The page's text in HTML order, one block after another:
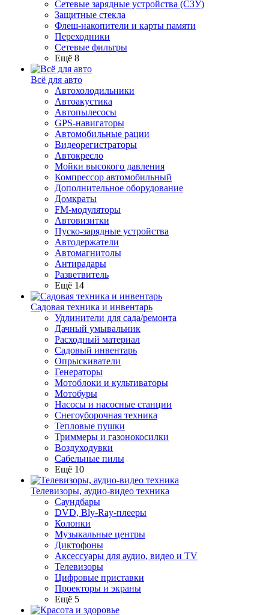
Сетевые зарядные устройства (СЗУ)
Защитные стекла
Флеш-накопители и карты памяти
Переходники
Сетевые фильтры
Ещё 8
Всё для авто
Автохолодильники
Автоакустика
Автопылесосы
GPS-навигаторы
Автомобильные рации
Видеорегистраторы
Автокресло
Мойки высокого давления
Компрессор автомобильный
Дополнительное оборудование
Домкраты
FM-модуляторы
Автовизитки
Пуско-зарядные устройства
Автодержатели
Автомагнитолы
Антирадары
Разветвитель
Ещё 14
Садовая техника и инвентарь
Удлинители для сада/ремонта
Дачный умывальник
Расходный материал
Садовый инвентарь
Опрыскиватели
Генераторы
Мотоблоки и культиваторы
Мотобуры
Насосы и насосные станции
Снегоуборочная техника
Тепловые пушки
Триммеры и газонокосилки
Воздуходувки
Сабельные пилы
Ещё 10
Телевизоры, аудио-видео техника
Саундбары
DVD, Bly-Ray-плееры
Колонки
Музыкальные центры
Диктофоны
Аксессуары для аудио, видео и TV
Телевизоры
Цифровые приставки
Проекторы и экраны
Ещё 5